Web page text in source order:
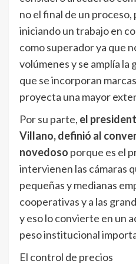
no el final de un
iniciando un trabajo en
como superador ya que
volúmenes y se amplía la
que se incorporan
proyecta una mayor
Por su parte, el
Villano, definió al
novedoso porque es el
intervienen las cámaras
pequeñas y medianas
cooperativas y a las
y eso lo convierte en un
peso institucional
El control de precios